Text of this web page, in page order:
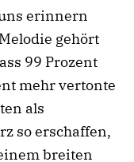
erinnern
gehört
99 Prozent
mehr vertonte
als
so erschaffen,
breiten